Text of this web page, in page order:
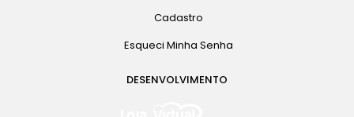
Cadastro
Esqueci Minha Senha
DESENVOLVIMENTO